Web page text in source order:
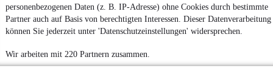
personenbezogenen Daten (z. B. IP-Adresse) ohne Cookies durch bestimmte
Partner auch auf Basis von berechtigten Interessen. Dieser Datenverarbeitung
können Sie jederzeit unter 'Datenschutzeinstellungen' widersprechen.
Wir arbeiten mit 220 Partnern zusammen.